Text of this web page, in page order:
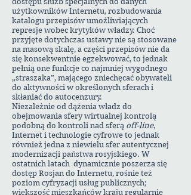
użytkowników Internetu, rozbudowania
katalogu przepisów umożliwiających
represje wobec krytyków władzy. Choć
przyjęte dotychczas ustawy nie są stosowane
na masową skalę, a części przepisów nie da
się konsekwentnie egzekwować, to jednak
pełnią one funkcje co najmniej wygodnego
„straszaka”, mającego zniechęcać obywateli
do aktywności w określonych sferach i
skłaniać do autocenzury.
Niezależnie od dążenia władz do
obejmowania sfery wirtualnej kontrolą
podobną do kontroli nad sferą off-line,
Internet i technologie cyfrowe to jednak
również jedna z niewielu sfer autentycznej
modernizacji państwa rosyjskiego. W
ostatnich latach dynamicznie poszerza się
dostęp Rosjan do Internetu, rośnie też
poziom cyfryzacji usług publicznych;
większość mieszkańców kraju regularnie